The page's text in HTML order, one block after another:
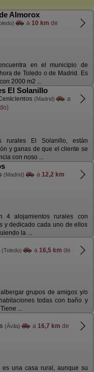
Almorox
a 10 km de
en el municipio de
de Toledo o de Madrid. Es
2000 m2 ...
El Solanillo
(Madrid)
a
rurales El Solanillo, están
y ganas de que el cliente se
con noso ...
(Madrid) a 12,2 km
4 alojamientos rurales con
y dedicado cada uno de ellos
la ...
(Toledo) a 16,5 km de
grupos de amigos y/o
todas con baño y
...
(Ávila) a 16,7 km de
es una casa rural, aunque su